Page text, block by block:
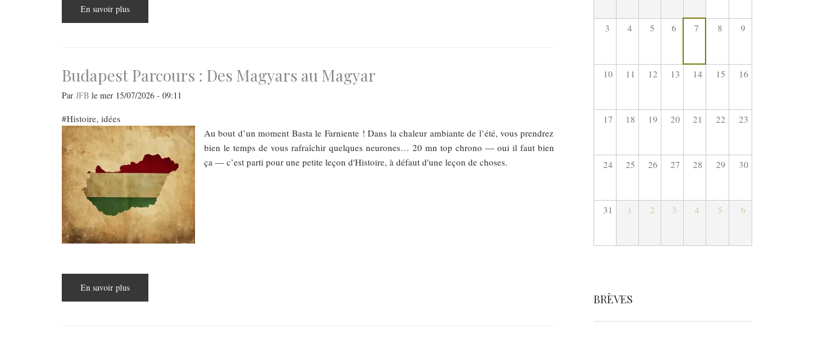
En savoir plus
futur
dialogue
des
exemples
du
des
exigences
du
présent
Budapest Parcours : Des Magyars au Magyar
Par JFB le mer 15/07/2026 - 09:11
Histoire, idées
Au bout d’un moment Basta le Farniente ! Dans la chaleur ambiante de l’été, vous prendrez
bien le temps de vous rafraîchir quelques neurones… 20 mn top chrono — oui il faut bien
ça — c’est parti pour une petite leçon d'Histoire, à défaut d'une leçon de choses.
En savoir plus
Parcours
3 4 5 6 7 8 9
10 11 12 13 14 15 16
17 18 19 20 21 22 23
24 25 26 27 28 29 30
31 1 2 3 4 5 6
BRÈVES